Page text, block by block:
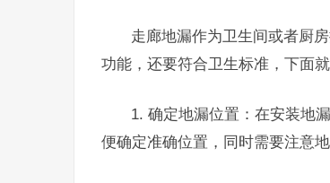
走廊地漏作为卫生间或者厨
功能，还要符合卫生标准，下面
1. 确定地漏位置：在安装地
便确定准确位置，同时需要注意